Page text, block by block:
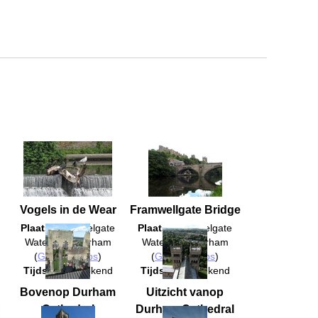
Vogels in de Wear
Plaats: Framwelgate
Waterside, Durham
(Google Maps)
Tijdstip: Onbekend
Framwellgate Bridge
Plaats: Framwelgate
Waterside, Durham
(Google Maps)
Tijdstip: Onbekend
Bovenop Durham
Cathedral
Uitzicht vanop
Durham Cathedral